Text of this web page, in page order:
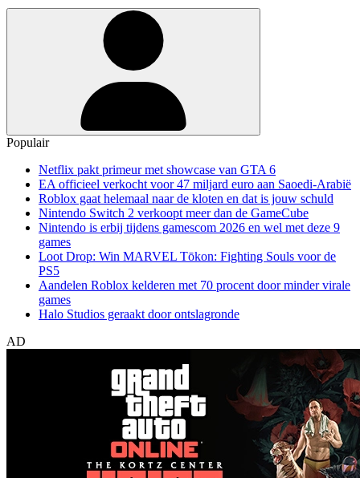
Populair
Netflix pakt primeur met showcase van GTA 6
EA officieel verkocht voor 47 miljard euro aan Saoedi-Arabië
Roblox gaat helemaal naar de kloten en dat is jouw schuld
Nintendo Switch 2 verkoopt meer dan de GameCube
Nintendo is erbij tijdens gamescom 2026 en wel met deze 9
games
Loot Drop: Win MARVEL Tōkon: Fighting Souls voor de
PS5
Aandelen Roblox kelderen met 70 procent door minder virale
games
Halo Studios geraakt door ontslagronde
AD